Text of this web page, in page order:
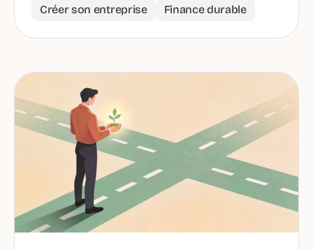
Créer son entreprise Finance durable